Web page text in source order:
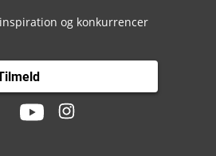
og konkurrencer